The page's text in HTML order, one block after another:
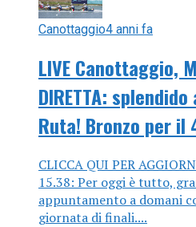
Canottaggio4 anni fa
LIVE Canottaggio,
DIRETTA:
Ruta! Bronzo per il
CLICCA QUI PER
15.38: Per oggi è tutto,
appuntamento a domani
giornata di finali....